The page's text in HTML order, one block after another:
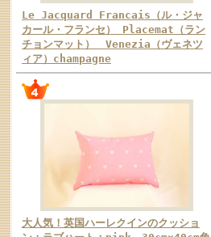
Le Jacquard Francais（ル・ジャ
カール・フランセ） Placemat（ラン
チョンマット） Venezia（ヴェネツ
ィア）champagne
大人気！英国ハーレクインのクッショ